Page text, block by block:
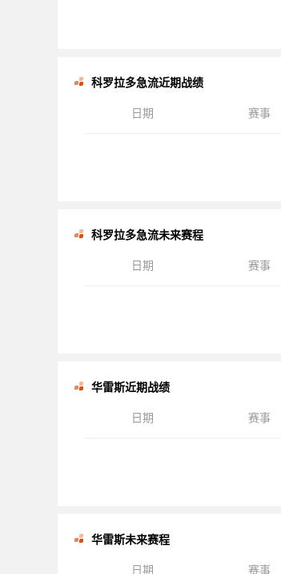
科罗拉多急流近期战绩
日期 赛事
科罗拉多急流未来赛程
日期 赛事
华雷斯近期战绩
日期 赛事
华雷斯未来赛程
日期 赛事